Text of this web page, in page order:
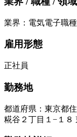
業界 ： 電気電子職種
雇用形態
正社員
勤務地
都道府県 ： 東京都
糀谷２丁目１−１８